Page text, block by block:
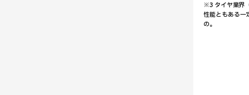
※3 タイヤ業界
性能ともある一
の。